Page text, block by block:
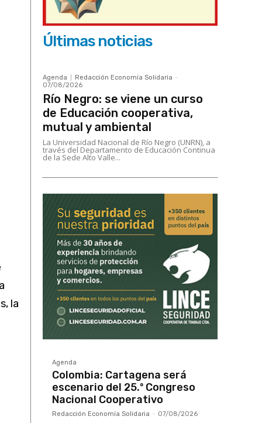
la
Últimas noticias
Agenda Redacción Economía Solidaria -
07/08/2026
Río Negro: se viene un curso
de Educación cooperativa,
mutual y ambiental
La Universidad Nacional de Río Negro (UNRN), a
través del Departamento de Educación Continua
de la Sede Alto Valle...
Agenda
Colombia: Cartagena será
escenario del 25.º Congreso
Nacional Cooperativo
Redacción Economía Solidaria - 07/08/2026